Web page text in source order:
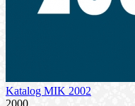
Katalog MIK 2002
2000.